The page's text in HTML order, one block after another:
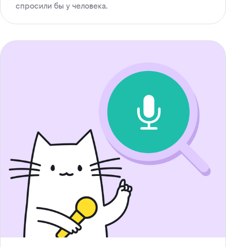
спросили бы у человека.